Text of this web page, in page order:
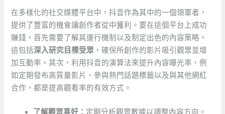
在多樣化的社交媒體平台中，抖音作為其中的一個領軍者，
提供了豐富的機會讓創作者從中獲利。要在這個平台上成功
賺錢，首先需要了解其運行機制以及制定出色的內容策略。
這包括深入研究目標受眾 ，確保所創作的影片吸引觀眾並增
加互動率。其次，利用抖音的演算法來提升內容曝光率，例
如定期發布高質量影片、參與熱門話題標籤以及與其他網紅
合作，都是提高觀看率的有效方式。
了解觀眾喜好： 定期分析觀眾數據以調整內容方向。